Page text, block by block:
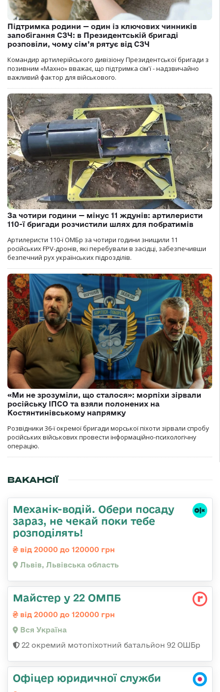
Підтримка родини — один із ключових чинників
запобігання СЗЧ: в Президентській бригаді
розповіли, чому сім’я рятує від СЗЧ
Командир артилерійського дивізіону Президентської бригади з
позивним «Махно» вважає, що підтримка сім'ї - надзвичайно
важливий фактор для військового.
За чотири години — мінус 11 ждунів: артилеристи
110-ї бригади розчистили шлях для побратимів
Артилеристи 110-ї ОМБр за чотири години знищили 11
російських FPV-дронів, які перебували в засідці, забезпечивши
безпечний рух українських підрозділів.
«Ми не зрозуміли, що сталося»: морпіхи зірвали
російську ІПСО та взяли полонених на
Костянтинівському напрямку
Розвідники 36-ї окремої бригади морської піхоти зірвали спробу
російських військових провести інформаційно-психологічну
операцію.
ВАКАНСІЇ
Механік-водій. Обери посаду
зараз, не чекай поки тебе
розподілять!
від 20000 до 120000 грн
Львів, Львівська область
Майстер у 22 ОМПБ
від 20000 до 120000 грн
Вся Україна
22 окремий мотопіхотний батальйон 92 ОШБр
Офіцер юридичної служби